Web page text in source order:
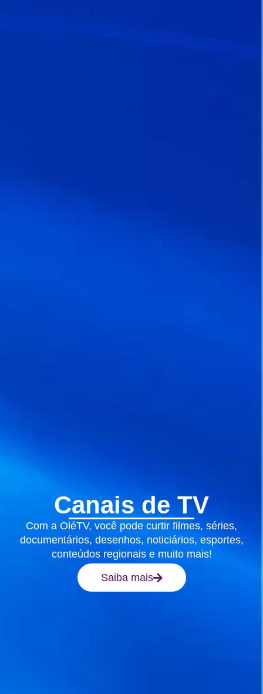
Canais de TV
Com a OléTV, você pode curtir filmes, séries,
documentários, desenhos, noticiários, esportes,
conteúdos regionais e muito mais!
Saiba mais